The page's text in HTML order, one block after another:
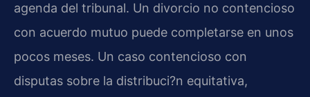
agenda del tribunal. Un divorcio no contencioso
con acuerdo mutuo puede completarse en unos
pocos meses. Un caso contencioso con
disputas sobre la distribuci?n equitativa,